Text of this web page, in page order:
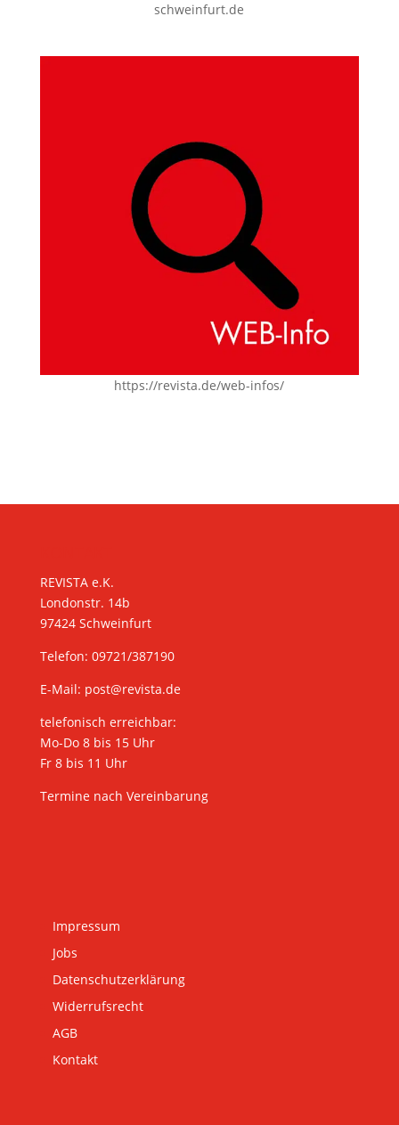
schweinfurt.de
https://revista.de/web-infos/
REVISTA e.K.
Londonstr. 14b
97424 Schweinfurt
Telefon: 09721/387190
E-Mail: post@revista.de
telefonisch erreichbar:
Mo-Do 8 bis 15 Uhr
Fr 8 bis 11 Uhr
Termine nach Vereinbarung
Impressum
Jobs
Datenschutzerklärung
Widerrufsrecht
AGB
Kontakt